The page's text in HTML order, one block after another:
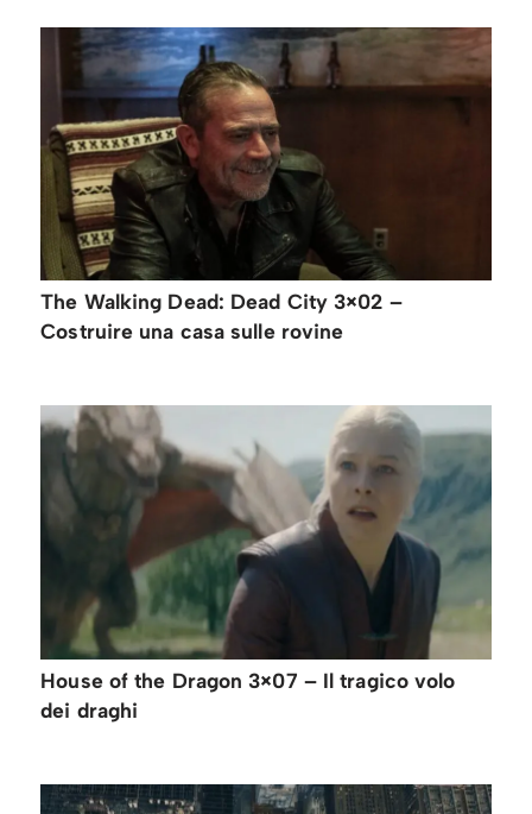
The Walking Dead: Dead City 3×02 –
Costruire una casa sulle rovine
House of the Dragon 3×07 – Il tragico volo
dei draghi